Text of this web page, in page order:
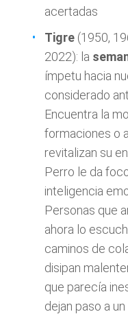
acertadas
Tigre (1950,
2022): la
ímpetu hacia
considerado
Encuentra la
formaciones o
revitalizan su
Perro le da
inteligencia
Personas que
ahora lo
caminos de
disipan
que parecía
dejan paso a